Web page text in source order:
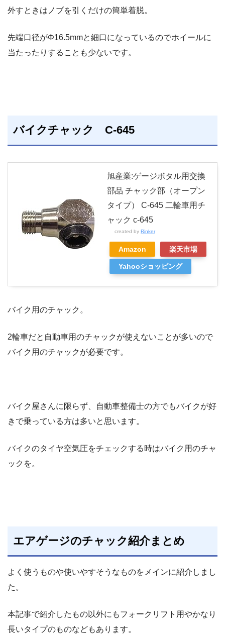
外すときはノブを引くだけの簡単着脱。
先端口径がΦ16.5mmと細口になっているのでホイールに
当たったりすることも少ないです。
バイクチャック C-645
旭産業:ゲージボタル用交換
部品 チャック部（オープン
タイプ） C-645 二輪車用チ
ャック c-645
created by Rinker
Amazon 楽天市場
Yahooショッピング
バイク用のチャック。
2輪車だと自動車用のチャックが使えないことが多いので
バイク用のチャックが必要です。
バイク屋さんに限らず、自動車整備士の方でもバイクが好
きで乗っている方は多いと思います。
バイクのタイヤ空気圧をチェックする時はバイク用のチャ
ックを。
エアゲージのチャック紹介まとめ
よく使うものや使いやすそうなものをメインに紹介しまし
た。
本記事で紹介したもの以外にもフォークリフト用やかなり
長いタイプのものなどもあります。